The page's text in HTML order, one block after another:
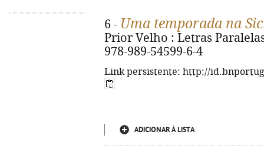
6 - Uma temporada na
Prior Velho : Letras
978-989-54599-6-4
Link persistente: http://
ADICIONAR À LISTA